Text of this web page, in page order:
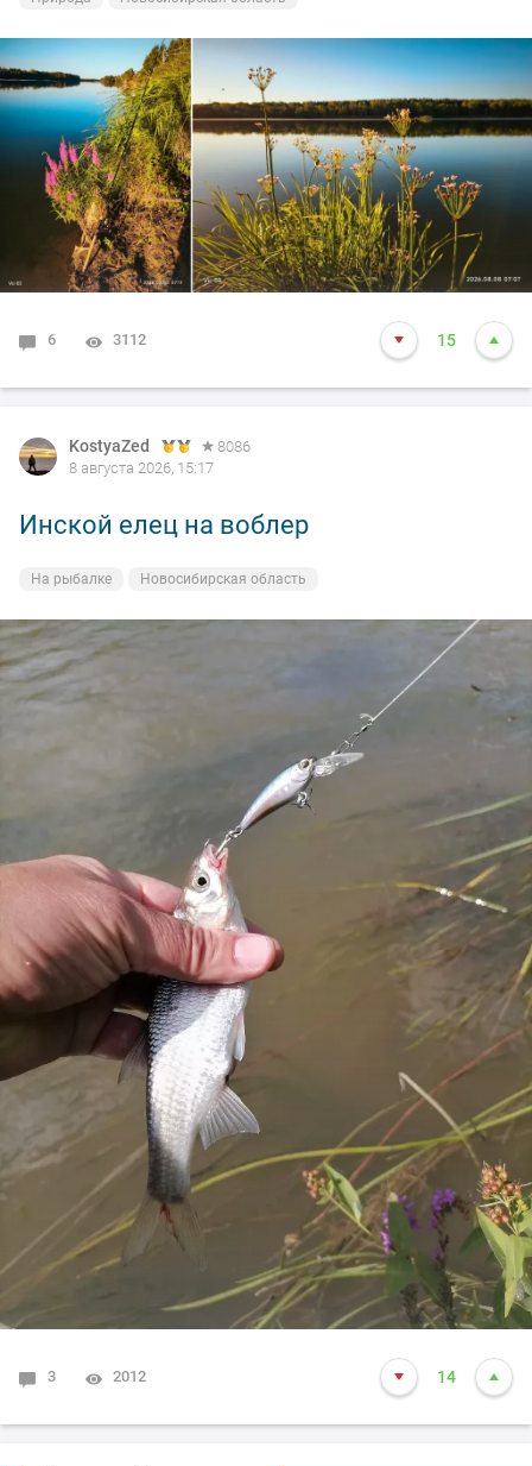
6 3112 15
KostyaZed
8086
8 августа 2026, 15:17
Инской елец на воблер
На рыбалке Новосибирская область
3 2012 14